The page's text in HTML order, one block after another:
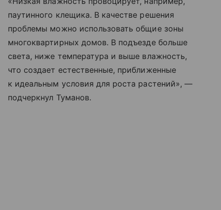
паутинного клещика. В качестве решения
проблемы можно использовать общие зоны
многоквартирных домов. В подъезде больше
света, ниже температура и выше влажность,
что создает естественные, приближенные
к идеальным условия для роста растений», —
подчеркнул Туманов.